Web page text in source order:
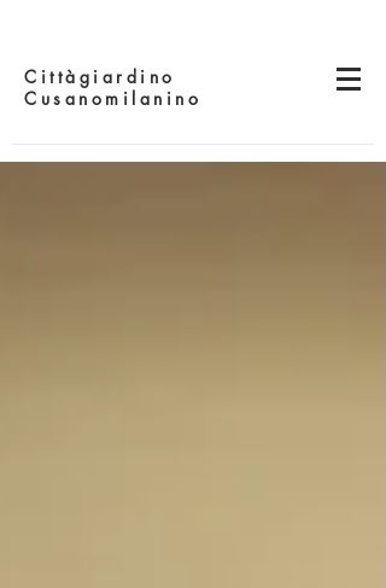
Cittàgiardino
Cusanomilanino